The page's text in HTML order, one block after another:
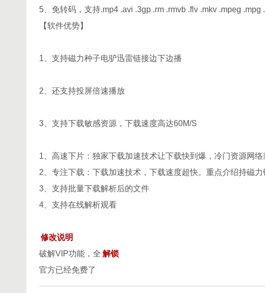
5、免转码，支持.mp4 .avi .3gp .rm .rmvb .flv .mkv .mpeg .mpg
【软件优势】
1、支持磁力种子电驴迅雷链接边下边播
2、还支持投屏倍速播放
3、支持下载敏感资源，下载速度高达60M/S
1、高速下片：独家下载加速技术让下载快到爆，冷门资源网络
2、专注下载：下载加速技术，下载速度超快。重点介绍持磁
3、支持批量下载解析后的文件
4、支持在线解析观看
修改说明
破解VIP功能，全 解锁
官方已经免费了